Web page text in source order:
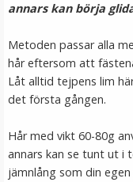
annars kan börja
Metoden passar alla
hår eftersom att
Låt alltid tejpens lim
det första gången.
Hår med vikt 60-80g
annars kan se tunt ut i
jämnlång som din